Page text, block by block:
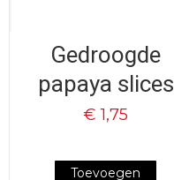
Gedroogde
papaya slices
€ 1,75
Toevoegen